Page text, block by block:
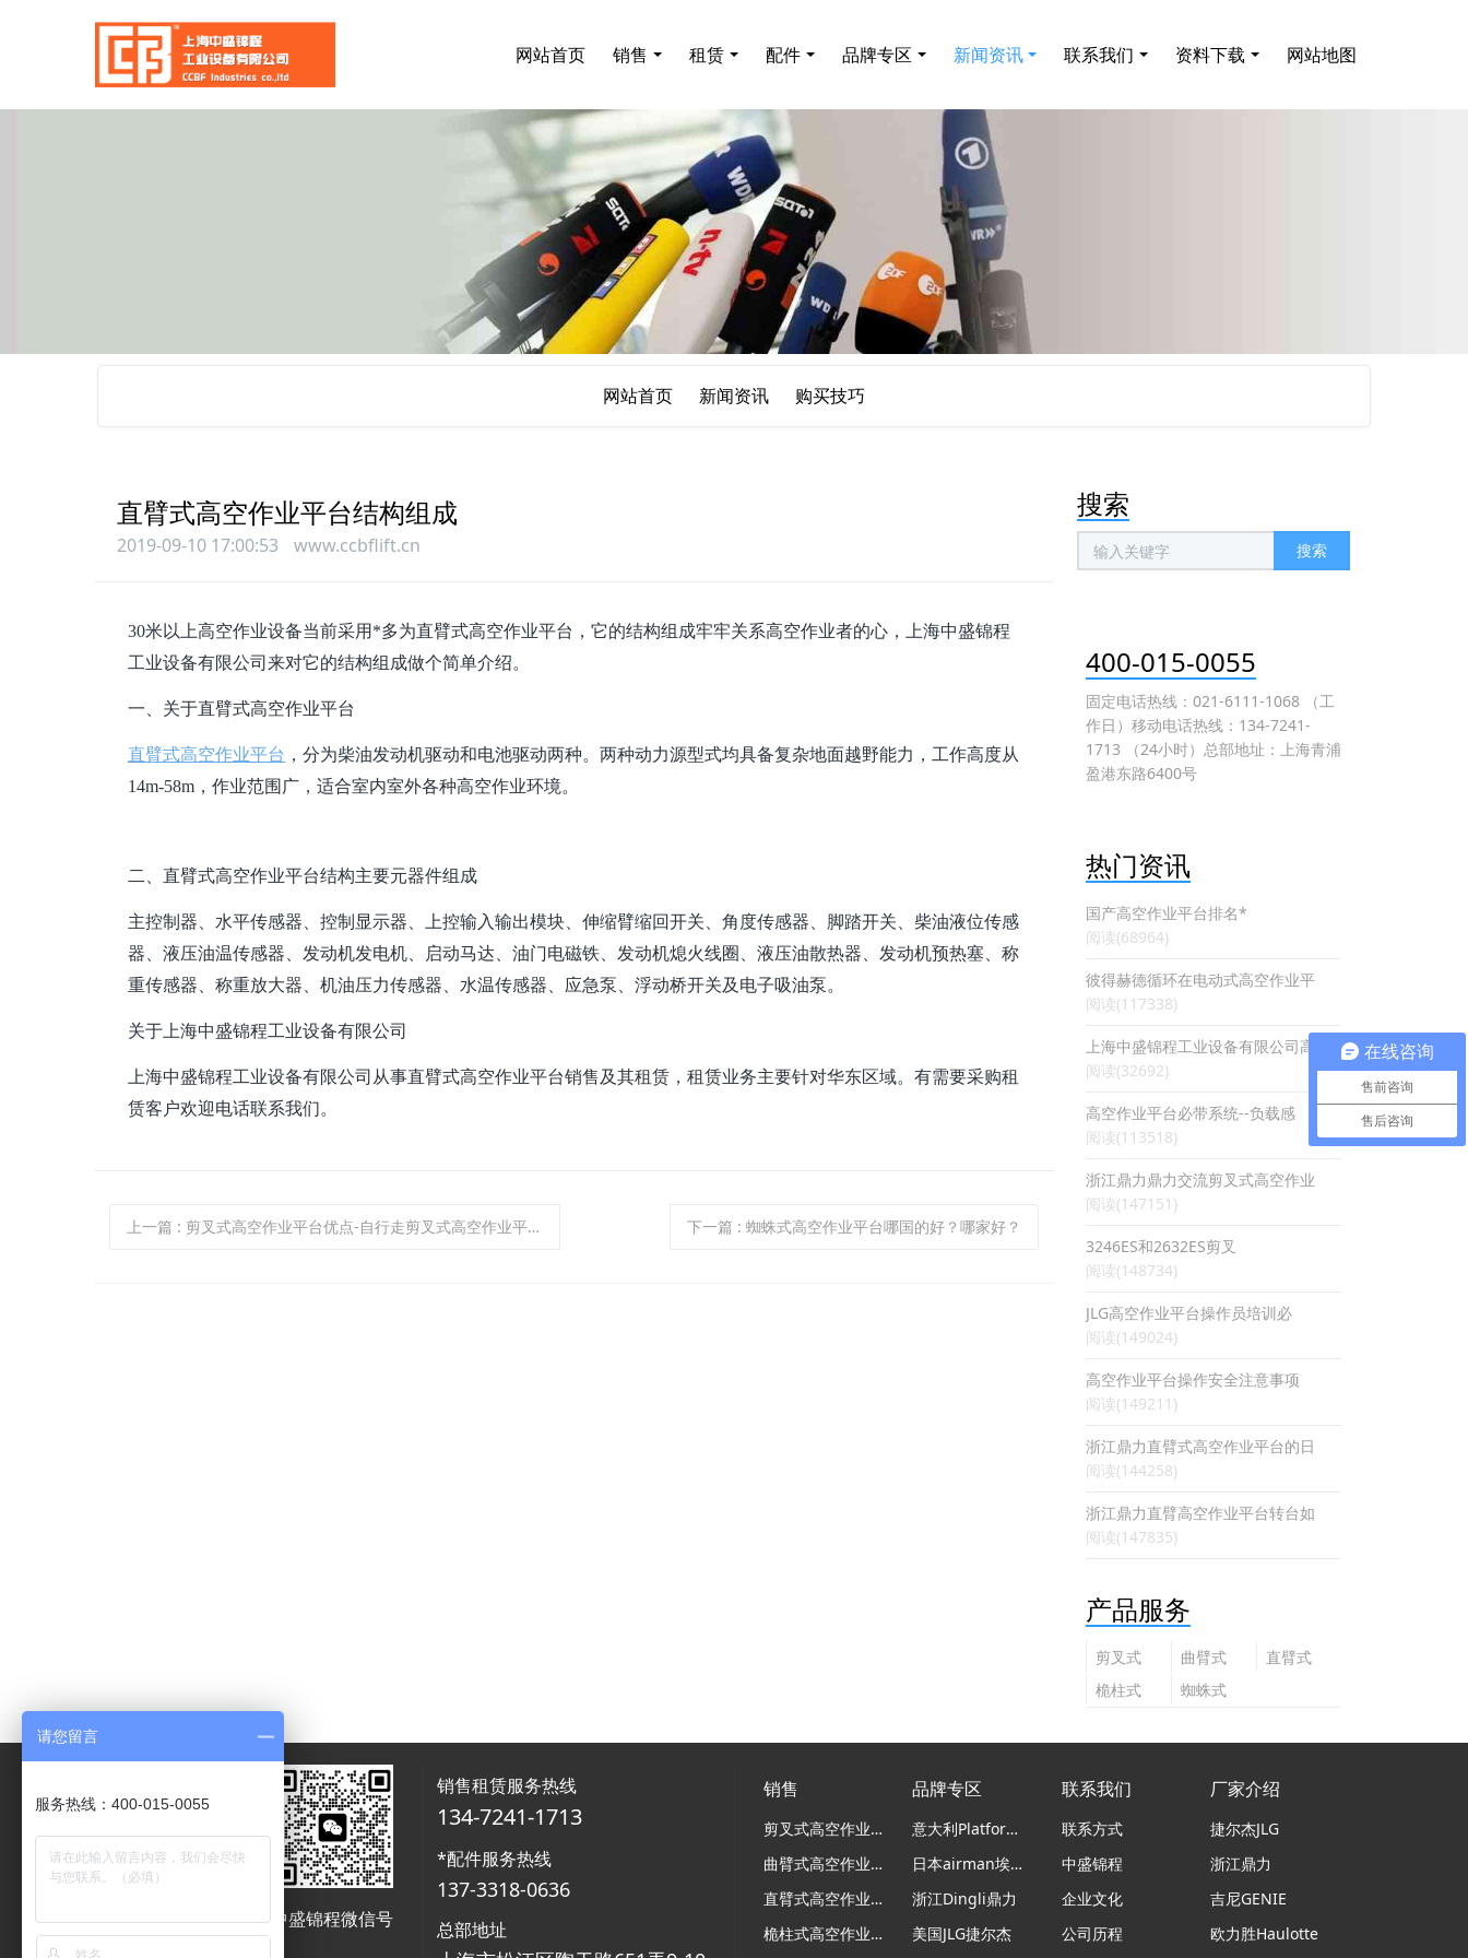
网站首页 销售 租赁 配件 品牌专区 新闻资讯 联系我们 资料下载 网站地图
网站首页 新闻资讯 购买技巧
直臂式高空作业平台结构组成
2019-09-10 17:00:53 www.ccbflift.cn
30米以上高空作业设备当前采用*多为直臂式高空作业平台，它的结构组成牢牢关系高空作业者的心，
上海中盛锦程
工业设备有限公司 来对它的结构组成做个简单介绍。
一、关于直臂式高空作业平台
直臂式高空作业平台 ，分为柴油发动机驱动和电池驱动两种。两种动力源型式均具备复杂地面越野能力，工作高度从
14m-58m，作业范围广，适合室内室外各种高空作业环境。
二、直臂式高空作业平台结构主要元器件组成
主控制器、水平传感器、控制显示器、上控输入输出模块、伸缩臂缩回开关、角度传感器、脚踏开关、柴油液位传感
器、液压油温传感器、发动机发电机、启动马达、油门电磁铁、发动机熄火线圈、液压油散热器、发动机预热塞、称
重传感器、称重放大器、机油压力传感器、水温传感器、应急泵、浮动桥开关及电子吸油泵。
关于 上海中盛锦程工业设备有限公司
上海中盛锦程工业设备有限公司 从事直臂式高空作业平台销售及其租赁，租赁业务主要针对华东区域。有需要采购租
赁客户欢迎电话联系我们。
上一篇 : 剪叉式高空作业平台优点-自行走剪叉式高空作业平台优点 下一篇 : 蜘蛛式高空作业平台哪国的好？哪家好？
搜索
搜索
400-015-0055
固定电话热线：021-6111-1068 （工
作日）移动电话热线：134-7241-
1713 （24小时）总部地址：上海青浦
盈港东路6400号
热门资讯
国产高空作业平台排名*
阅读(68964)
彼得赫德循环在电动式高空作业平
阅读(117338)
上海中盛锦程工业设备有限公司高
阅读(32692)
高空作业平台必带系统--负载感
阅读(113518)
浙江鼎力鼎力交流剪叉式高空作业
阅读(147151)
3246ES和2632ES剪叉
阅读(148734)
JLG高空作业平台操作员培训必
阅读(149024)
高空作业平台操作安全注意事项
阅读(149211)
浙江鼎力直臂式高空作业平台的日
阅读(144258)
浙江鼎力直臂高空作业平台转台如
阅读(147835)
产品服务
剪叉式
高空作
业平台
曲臂式
高空作
业平台
直臂式
桅柱式
业平台
蜘蛛式
业平台
中盛锦程微信号 中盛锦程微信号
销售租赁服务热线
134-7241-1713
*配件服务热线
137-3318-0636
总部地址
销售
剪叉式高空作业平台
曲臂式高空作业平台
直臂式高空作业平台
桅柱式高空作业平台
品牌专区
意大利Platform Basket蜘蛛车
日本airman埃尔曼
浙江Dingli鼎力
美国JLG捷尔杰
联系我们
联系方式
中盛锦程
企业文化
公司历程
厂家介绍
捷尔杰JLG
浙江鼎力
吉尼GENIE
欧力胜Haulotte
在线咨询
售前咨询
售后咨询
请您留言
服务热线：400-015-0055